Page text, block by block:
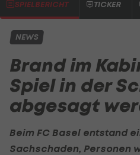
SPIELBERICHT TICKER
NEWS
Brand im
Spiel in der
abgesagt
Beim FC Basel entstand
Sachschaden, Personen